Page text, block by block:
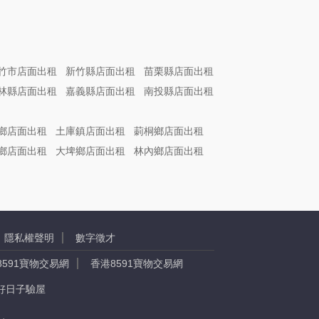
市店面出租 新竹縣店面出租
苗栗縣店面出租
縣店面出租
嘉義縣店面出租 南投縣店面出租
店面出租 土庫鎮店面出租
莿桐鄉店面出租
店面出租
大埤鄉店面出租 林內鄉店面出租
隱私權聲明 數字徵才
寶物交易網 香港8591寶物交易網
日子驗屋